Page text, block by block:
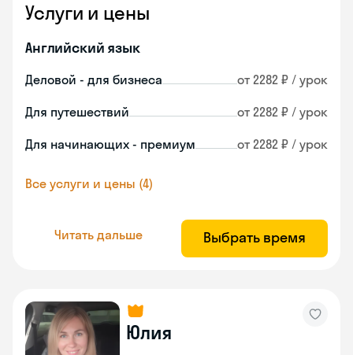
Услуги и цены
Английский язык
Деловой - для бизнеса от 2282 ₽ / урок
Для путешествий от 2282 ₽ / урок
Для начинающих - премиум от 2282 ₽ / урок
Все услуги и цены (4)
Читать дальше Выбрать время
Юлия